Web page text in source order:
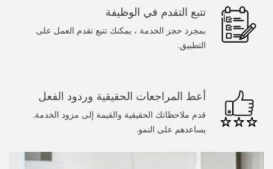
الرسامين
عامل يدوي
خدمات عند الطلب
تتبع التقدم في الوظيفة
بمجرد حجز الخدمة ، يمكنك تتبع تقدم العمل على
التطبيق.
أعط المراجعات الحقيقية وردود الفعل
قدم ملاحظاتك الحقيقية والقيمة إلى مزود الخدمة.
يساعدهم على النمو.